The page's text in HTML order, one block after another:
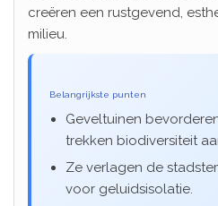
creëren een rustgevend,
milieu.
Belangrijkste punten
Geveltuinen
trekken biodiversiteit
Ze verlagen de
voor geluidsisolatie.